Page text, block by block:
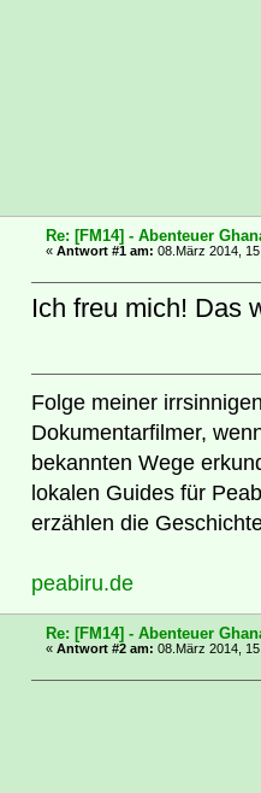
Re: [FM14] - Abenteuer
«Antwort #1 am: 08.März 2014,
Ich freu mich! Das
Folge meiner
Dokumentarfilmer,
bekannten Wege
lokalen Guides für
erzählen die
peabiru.de
Re: [FM14] - Abenteuer
«Antwort #2 am: 08.März 2014,